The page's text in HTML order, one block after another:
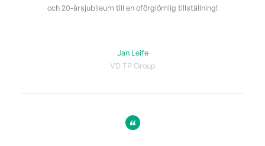
och 20-årsjubileum till en oförglömlig tillställning!
Jan Leife
VD TP Group